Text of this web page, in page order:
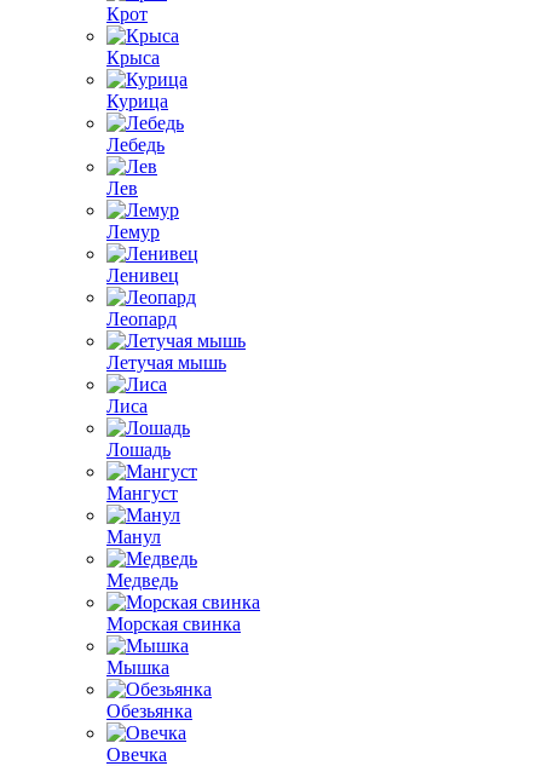
Крот
Крыса
Курица
Лебедь
Лев
Лемур
Ленивец
Леопард
Летучая мышь
Лиса
Лошадь
Мангуст
Манул
Медведь
Морская свинка
Мышка
Обезьянка
Овечка